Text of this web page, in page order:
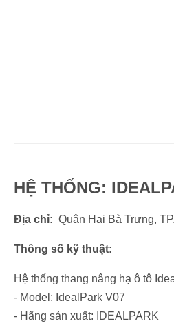
HỆ THỐNG:
Địa chỉ: Quận Hai Bà Trưng,
Thông số kỹ thuật:
Hệ thống thang nâng hạ ô tô
- Model: IdealPark V07
- Hãng sản xuất: IDEALPARK